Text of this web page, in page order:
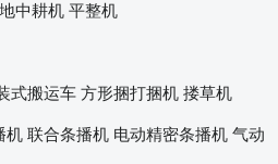
中耕机 平整机
式搬运车 方形捆打捆机 搂草机
机 联合条播机 电动精密条播机 气动